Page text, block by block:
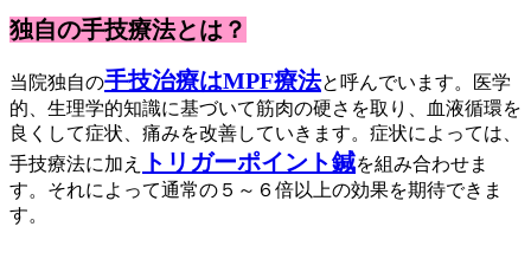
独自の手技療法とは？
当院独自の手技治療はMPF療法と呼んでいます。医学
的、生理学的知識に基づいて筋肉の硬さを取り、血液循環を
良くして症状、痛みを改善していきます。症状によっては、
手技療法に加え
トリガーポイント鍼を組み合わせま
す。それによって通常の５～６倍以上の効果を期待できま
す。